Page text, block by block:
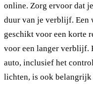
online. Zorg ervoor dat
duur van je verblijf. Een
geschikt voor een korte
voor een langer verblijf.
auto, inclusief het
lichten, is ook belangrijk